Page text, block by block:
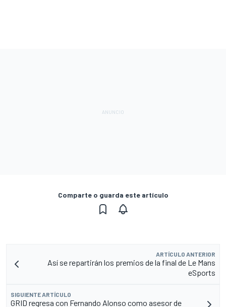
Comparte o guarda este artículo
ARTÍCULO ANTERIOR
Así se repartirán los premios de la final de Le Mans
eSports
SIGUIENTE ARTÍCULO
GRID regresa con Fernando Alonso como asesor de